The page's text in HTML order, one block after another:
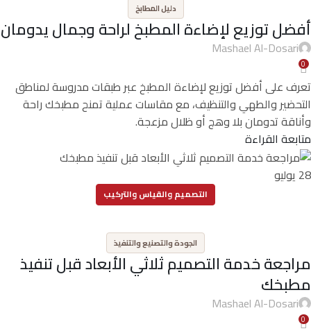
دليل المطابخ
أفضل توزيع لإضاءة المطبخ لراحة وجمال يدومان
Mashael Al-Dosari
0
تعرف على أفضل توزيع لإضاءة المطبخ عبر طبقات مدروسة لمناطق
التحضير والطهي والتنظيف، مع مقاسات عملية تمنح مطبخك راحة
وأناقة تدومان بلا وهج أو ظلال مزعجة.
متابعة القراءة
28 يوليو
التصميم والقياس والتركيب
الجودة والتصنيع والتنفيذ
مراجعة خدمة التصميم ثلاثي الأبعاد قبل تنفيذ
مطبخك
Mashael Al-Dosari
0